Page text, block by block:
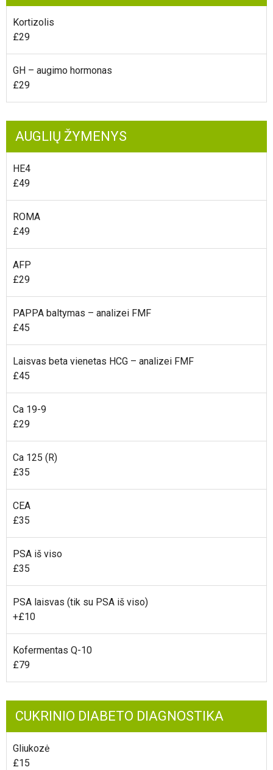
Kortizolis
£29
GH – augimo hormonas
£29
AUGLIŲ ŽYMENYS
HE4
£49
ROMA
£49
AFP
£29
PAPPA baltymas – analizei FMF
£45
Laisvas beta vienetas HCG – analizei FMF
£45
Ca 19-9
£29
Ca 125 (R)
£35
CEA
£35
PSA iš viso
£35
PSA laisvas (tik su PSA iš viso)
+£10
Kofermentas Q-10
£79
CUKRINIO DIABETO DIAGNOSTIKA
Gliukozė
£15